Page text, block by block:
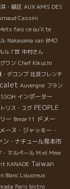
・緑区 AUX AMIS DES
Cassini
fais ce qu'il te
Nakayama san BMO
ル７世 中村さん
ワン Chef Kikuchi
デコンブ 北浜フレンチ
Auvergne フラン
インポーター
リス・ユグ PEOPLE
ー Breze 11
ドメー
ーヌ・ジャッキー・
ン・ナチュール見本市
・マルペール M et Mme
KANADE Taiwan
Blanc Liquoreux
Paris bistro